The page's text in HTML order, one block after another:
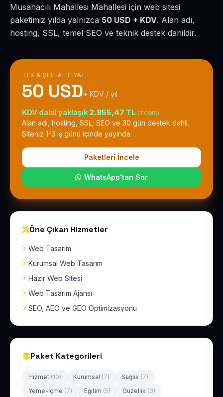
Musahacılı Mahallesi Mahallesi için web sitesi
paketimiz yılda yalnızca 50 USD + KDV. Alan adı,
hosting, SSL, temel SEO ve teknik destek dahildir.
TEK & ŞEFFAF FIYAT
50 USD+ KDV / yıl
KDV dahil yaklaşık 2.855,47 TL (TCMB)
Alan adı, hosting, SSL, SEO ve 30 gün destek dahil.
Siteniz 1-3 iş günü içinde yayında.
Paketleri İncele
WhatsApp'tan Sor
Öne Çıkan Hizmetler
Web Tasarım
Kurumsal Web Tasarım
Hazır Web Sitesi
Web Tasarım Ajansı
SEO, AEO ve GEO Optimizasyonu
Paket Kategorileri
Hizmet (10) Kurumsal (7) Sağlık (7)
Yeme-İçme (7) Eğitim (5) Güzellik (3)